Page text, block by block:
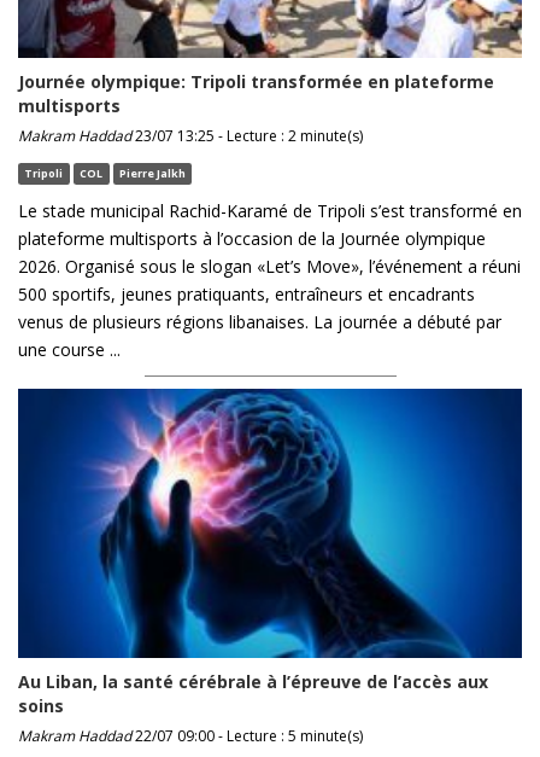
Journée olympique: Tripoli transformée en plateforme
multisports
Makram Haddad23/07 13:25 - Lecture : 2 minute(s)
Tripoli COL Pierre Jalkh
Le stade municipal Rachid-Karamé de Tripoli s’est transformé en
plateforme multisports à l’occasion de la Journée olympique
2026. Organisé sous le slogan «Let’s Move», l’événement a réuni
500 sportifs, jeunes pratiquants, entraîneurs et encadrants
venus de plusieurs régions libanaises. La journée a débuté par
une course ...
Au Liban, la santé cérébrale à l’épreuve de l’accès aux
soins
Makram Haddad22/07 09:00 - Lecture : 5 minute(s)